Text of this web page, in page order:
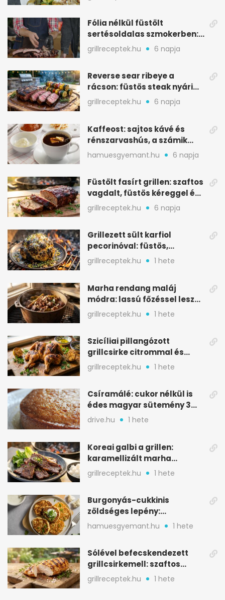
Fólia nélkül füstölt
sertésoldalas szmokerben:
ropogós bark, 6 óra
grillreceptek.hu 6 napja
Reverse sear ribeye a
rácson: füstös steak nyári
tökkebabbal
grillreceptek.hu 6 napja
Kaffeost: sajtos kávé és
rénszarvashús, a számik
melegítő itala
hamuesgyemant.hu 6 napja
Füstölt fasírt grillen: szaftos
vagdalt, füstös kéreggel és
BBQ mázzal
grillreceptek.hu 6 napja
Grillezett sült karfiol
pecorinóval: füstös,
karamellizált nyári kedvenc
grillreceptek.hu 1 hete
Marha rendang maláj
módra: lassú főzéssel lesz
igazán szaftos
grillreceptek.hu 1 hete
Szicíliai pillangózott
grillcsirke citrommal és
oregánóval
grillreceptek.hu 1 hete
Csíramálé: cukor nélkül is
édes magyar sütemény 3
alapanyagból
drive.hu 1 hete
Koreai galbi a grillen:
karamellizált marha
rövidborda gyorsan
grillreceptek.hu 1 hete
Burgonyás-cukkinis
zöldséges lepény:
aranybarna, szaftos, hús
nélkül is
hamuesgyemant.hu 1 hete
Sólével befecskendezett
grillcsirkemell: szaftos
marad, nem szárad ki
grillreceptek.hu 1 hete